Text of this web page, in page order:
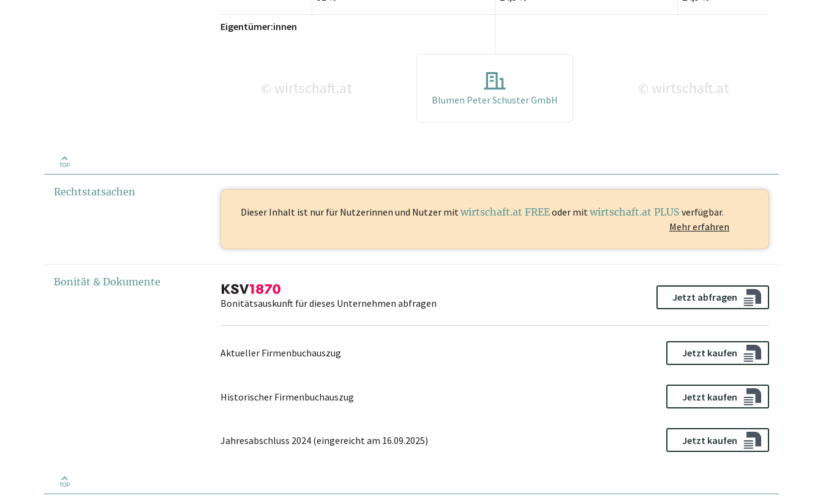
Eigentümer:innen
© wirtschaft.at
Blumen Peter Schuster GmbH
© wirtschaft.at
TOP
Rechtstatsachen
Dieser Inhalt ist nur für Nutzerinnen und Nutzer mit wirtschaft.at FREEoder mit wirtschaft.at PLUS verfügbar.
Mehr erfahren
Bonität & Dokumente
Bonitätsauskunft für dieses Unternehmen abfragen
Jetzt abfragen
Aktueller Firmenbuchauszug Jetzt kaufen
Historischer Firmenbuchauszug Jetzt kaufen
Jahresabschluss 2024 (eingereicht am 16.09.2025) Jetzt kaufen
TOP